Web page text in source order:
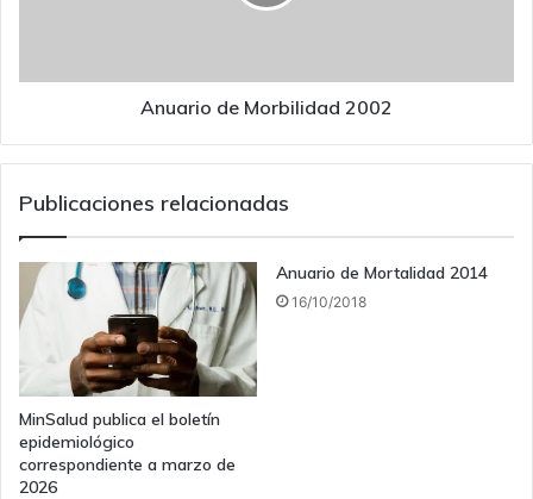
Anuario de Morbilidad 2002
Publicaciones relacionadas
MinSalud publica el boletín
epidemiológico
correspondiente a marzo de
2026
Anuario de Mortalidad 2014
16/10/2018